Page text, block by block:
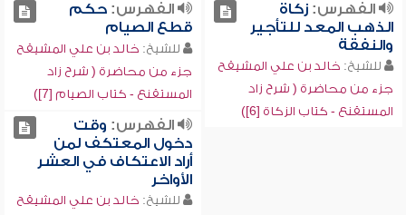
الفهرس:زكاة
الذهب المعد للتأجير
والنفقة
للشيخ: خالد بن علي المشيقح
جزء من محاضرة ( شرح زاد
المستقنع - كتاب الزكاة [6])
الفهرس:حكم
قطع الصيام
للشيخ: خالد بن علي المشيقح
جزء من محاضرة ( شرح زاد
المستقنع - كتاب الصيام [7])
الفهرس: وقت
دخول المعتكف لمن
أراد الاعتكاف في العشر
الأواخر
للشيخ: خالد بن علي المشيقح